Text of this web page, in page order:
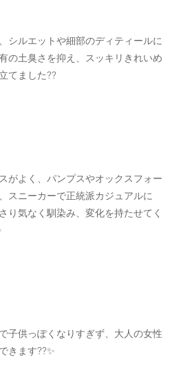
シルエットや細部のディティールに
の土臭さを抑え、スッキリきれいめ
てました??
がよく、パンプスやオックスフォー
スニーカーで正統派カジュアルに
り気なく馴染み、変化を持たせてく
子供っぽくなりすぎず、大人の女性
きます??✨